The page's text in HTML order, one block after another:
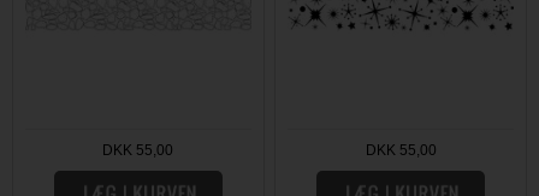
DKK 55,00 DKK 55,00